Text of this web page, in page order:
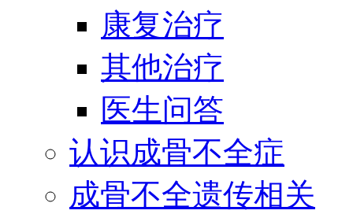
康复治疗
其他治疗
医生问答
认识成骨不全症
成骨不全遗传相关